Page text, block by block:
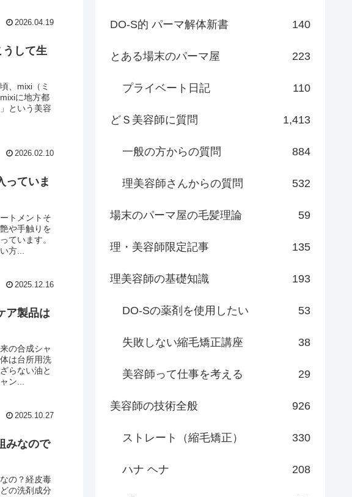
2026.04.19
うして生
、mixi（ミ
に地方都
という美容
2026.02.10
っていま
トメントそ
や手触りを
ています。
方...
2025.12.16
ア製品は
の合成シャ
は台所用洗
らない油と
ン...
2025.10.27
みなので
の？経皮毒
の洗剤成分
DO-S的 パーマ解体新書 140
とある場末のパーマ屋 223
プライベート日記 110
どＳ美容師に質問 1,413
一般の方からの質問 884
理美容師さんからの質問 532
場末のパーマ屋の毛髪理論 59
理・美容師限定記事 135
理美容師の基礎知識 193
DO-Sの薬剤を使用したい 53
失敗しない縮毛矯正講座 38
美容師って仕事を考える 29
美容師の技術全般 926
ストレート（縮毛矯正） 330
ハナ ヘナ 208